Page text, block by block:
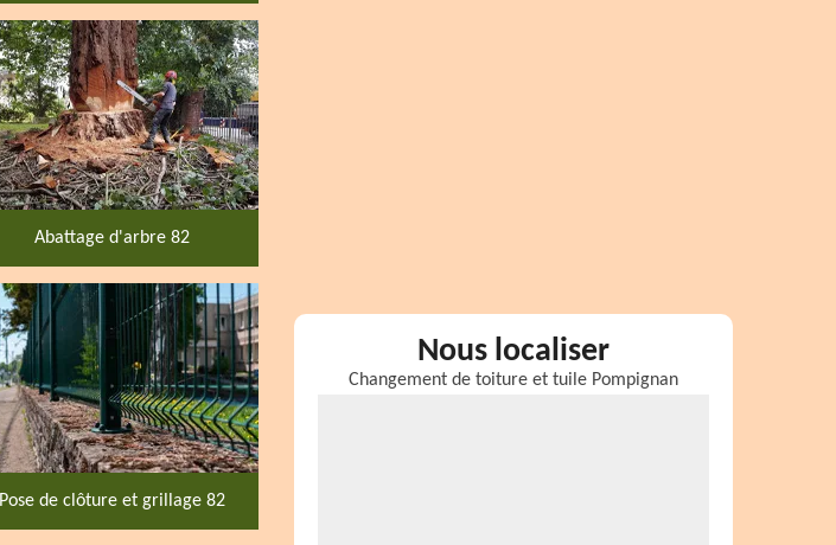
Abattage d'arbre 82
Pose de clôture et grillage 82
Nous localiser
Changement de toiture et tuile Pompignan